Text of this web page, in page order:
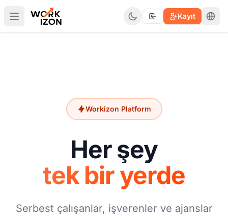
Kayıt
Workizon Platform
Her şey
tek bir yerde
Serbest çalışanlar, işverenler ve ajanslar